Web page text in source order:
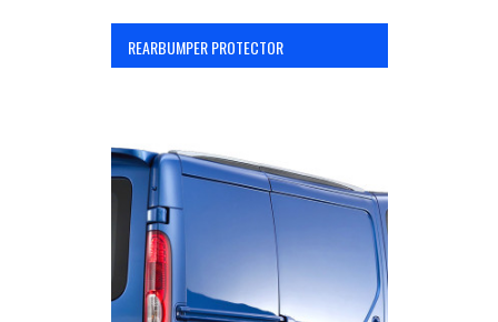
REARBUMPER PROTECTOR